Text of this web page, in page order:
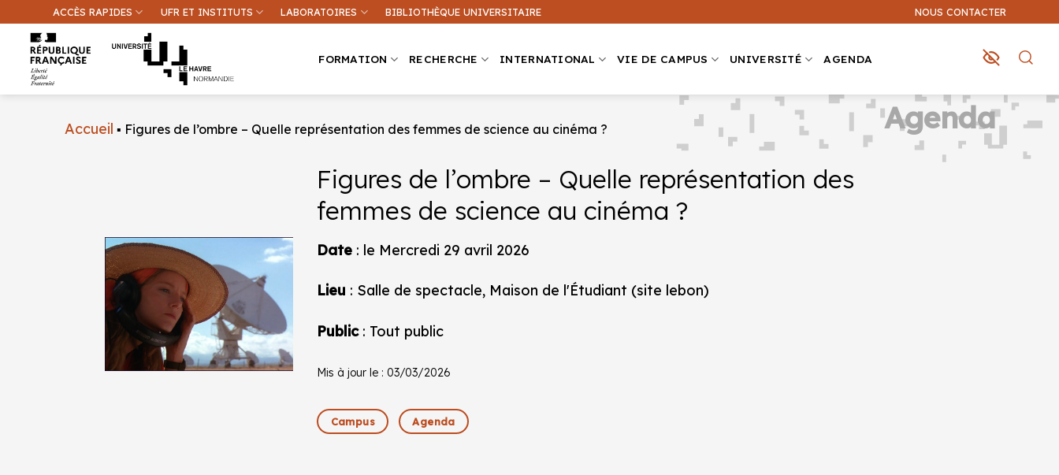
contenu
ACCÈS RAPIDES UFR ET INSTITUTS LABORATOIRES BIBLIOTHÈQUE UNIVERSITAIRE NOUS CONTACTER
FORMATION RECHERCHE INTERNATIONAL VIE DE CAMPUS UNIVERSITÉ AGENDA
Que recherchez-vous ?
Une information sur ce site Une formation
Accueil ▪ Figures de l’ombre – Quelle représentation des femmes de science au cinéma ?
Figures de l’ombre – Quelle représentation des
femmes de science au cinéma ?
Date : le Mercredi 29 avril 2026
Lieu : Salle de spectacle, Maison de l'Étudiant (site lebon)
Public: Tout public
Mis à jour le : 03/03/2026
Campus Agenda
Agenda